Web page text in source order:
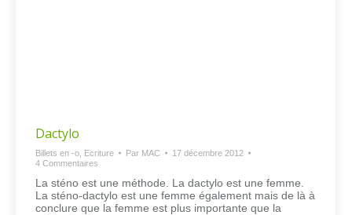
Dactylo
Billets en -o Ecriture Par MAC
17 décembre 2012
4 Commentaires
La sténo est une méthode. La dactylo est une femme.
La sténo-dactylo est une femme également mais de là à
conclure que la femme est plus importante que la